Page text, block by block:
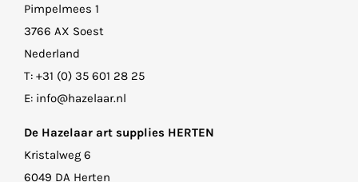
Pimpelmees 1
3766 AX Soest
Nederland
T: +31 (0) 35 601 28 25
E: info@hazelaar.nl
De Hazelaar art supplies HERTEN
Kristalweg 6
6049 DA Herten